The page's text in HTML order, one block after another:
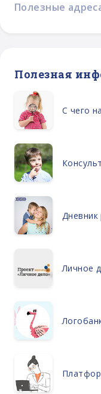
Полезные
Полезная
С чего
Дневник
Личное